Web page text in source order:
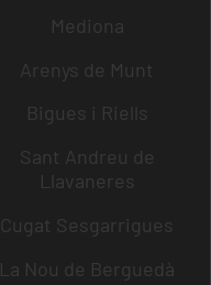
Mediona
Arenys de Munt
Bigues i Riells
Sant Andreu de
Llavaneres
Cugat Sesgarrigues
La Nou de Berguedà